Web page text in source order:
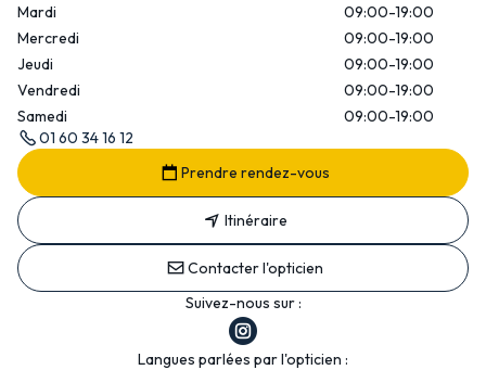
Mardi
09:00-19:00
Mercredi
09:00-19:00
Jeudi
09:00-19:00
Vendredi
09:00-19:00
Samedi
09:00-19:00
01 60 34 16 12
Prendre rendez-vous
Itinéraire
Contacter l'opticien
Suivez-nous sur :
Langues parlées par l'opticien :